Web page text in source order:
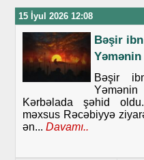
15 İyul 2026 12:08
Bəşir
Bəşir
Kərbəlada şəhid
məxsus Rəcəbiyyə
ən... Davamı..